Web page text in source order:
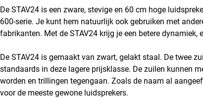
De STAV24 is een zware, stevige en 60 cm hoge
600-serie. Je kunt hem natuurlijk ook gebruiken met
fabrikanten. Met de STAV24 krijg je een betere dynamiek,
De STAV24 is gemaakt van zwart, gelakt staal. De twee
standaards in deze lagere prijsklasse. De zuilen kunnen
worden en trillingen tegengaan. Zoals de naam al
voor de meeste gewone luidsprekers.